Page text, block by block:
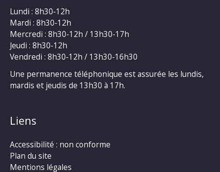
Lundi : 8h30-12h
Mardi : 8h30-12h
Mercredi : 8h30-12h / 13h30-17h
Jeudi : 8h30-12h
Vendredi : 8h30-12h / 13h30-16h30
Une permanence téléphonique est assurée les lundis,
mardis et jeudis de 13h30 à 17h.
Liens
Accessibilité : non conforme
Plan du site
Mentions légales